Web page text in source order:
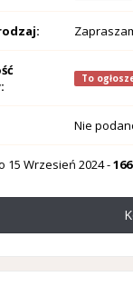
To
Nie
15 Wrzesień 2024-